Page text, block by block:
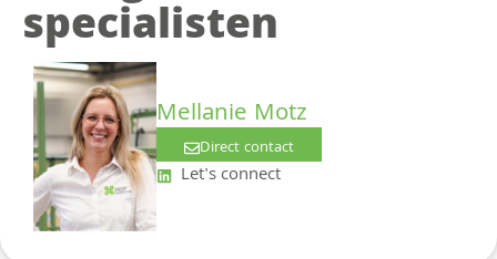
specialisten
Mellanie Motz
Direct contact
Let's connect